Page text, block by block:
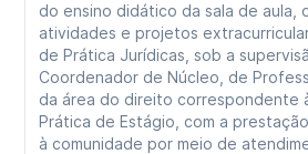
do ensino didático da sala de aula,
atividades e projetos
de Prática Jurídicas, sob a
Coordenador de Núcleo, de
da área do direito correspondente
Prática de Estágio, com a
à comunidade por meio de